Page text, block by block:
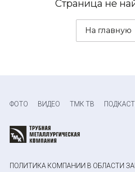
Страница не
На главную
ФОТО ВИДЕО ТМК ТВ
ПОЛИТИКА КОМПАНИИ В ОБЛАСТИ